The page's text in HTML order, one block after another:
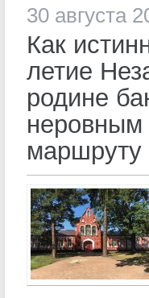
30 августа
Как
летие
родине
неровным